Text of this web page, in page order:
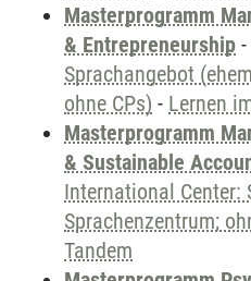
Masterprogramm
& Entrepreneurship -
Sprachangebot
ohne CPs) - Lernen
Masterprogramm
& Sustainable
International Center:
Sprachenzentrum;
Tandem